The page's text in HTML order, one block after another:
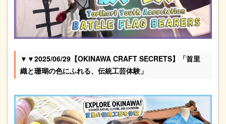
▼▼2025/06/29【OKINAWA CRAFT SECRETS】「首里
織と珊瑚の色にふれる、伝統工芸体験」